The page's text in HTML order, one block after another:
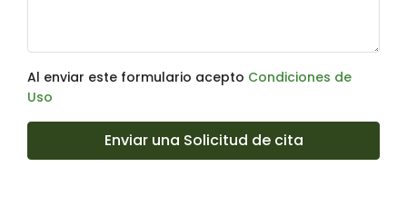
Al enviar este formulario acepto Condiciones de
Uso
Enviar una Solicitud de cita